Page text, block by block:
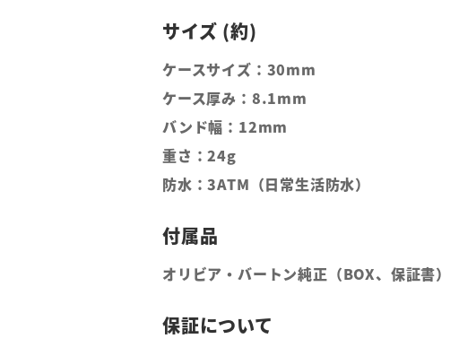
ケースサイズ：30mm
ケース厚み：8.1mm
バンド幅：12mm
重さ：24g
防水：3ATM（日常生活防水）
オリビア・バートン純正（BOX、保証書）